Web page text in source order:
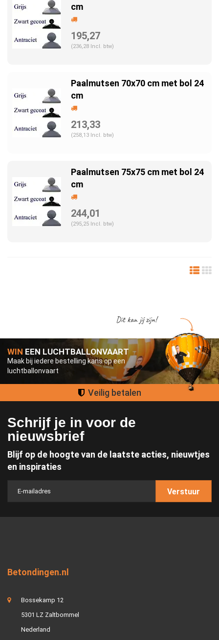
cm
195,27
(236,28 Incl. btw)
Paalmutsen 70x70 cm met bol 24
cm
213,33
(258,13 Incl. btw)
Paalmutsen 75x75 cm met bol 24
cm
244,01
(295,25 Incl. btw)
WIN EEN LUCHTBALLONVAART
Maak bij iedere bestelling kans op een
luchtballonvaart
Dit kan jij zijn!
Groot assortiment
Schrijf je in voor de
nieuwsbrief
Blijf op de hoogte van de laatste acties, nieuwtjes
en inspiraties
Verstuur
Betondingen.nl
Bossekamp 12
5301 LZ Zaltbommel
Nederland